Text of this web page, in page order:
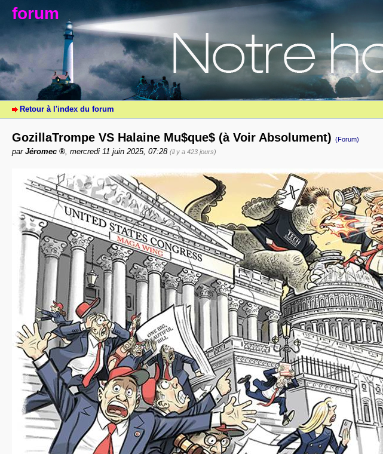
forum
Retour à l'index du forum
GozillaTrompe VS Halaine Mu$que$ (à Voir Absolument) (Forum)
par Jéromec , mercredi 11 juin 2025, 07:28 (il y a 423 jours)